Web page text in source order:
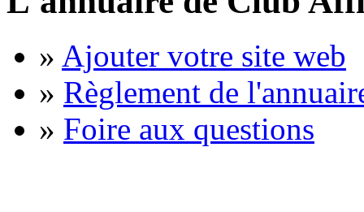
» Ajouter votre site web
» Règlement de
» Foire aux questions